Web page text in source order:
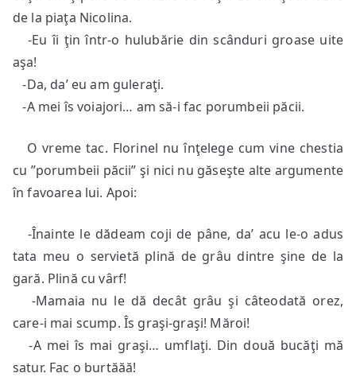
de la piaţa Nicolina.
-Eu îi ţin într-o hulubărie din scânduri groase uite
aşa!
-Da, da’ eu am guleraţi.
-A mei îs voiajori… am să-i fac porumbeii păcii.
O vreme tac. Florinel nu înţelege cum vine chestia
cu ”porumbeii păcii” şi nici nu găseşte alte argumente
în favoarea lui. Apoi:
-Înainte le dădeam coji de pâne, da’ acu le-o adus
tata meu o servietă plină de grâu dintre şine de la
gară. Plină cu vârf!
-Mamaia nu le dă decât grâu şi câteodată orez,
care-i mai scump. Îs graşi-graşi! Măroi!
-A mei îs mai graşi… umflaţi. Din două bucăţi mă
satur. Fac o burtăăă!